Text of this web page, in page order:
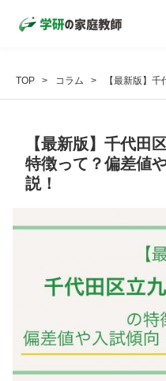
TOP コラム 【最新版】
【最新版】千代田
特徴って？偏差値
説！